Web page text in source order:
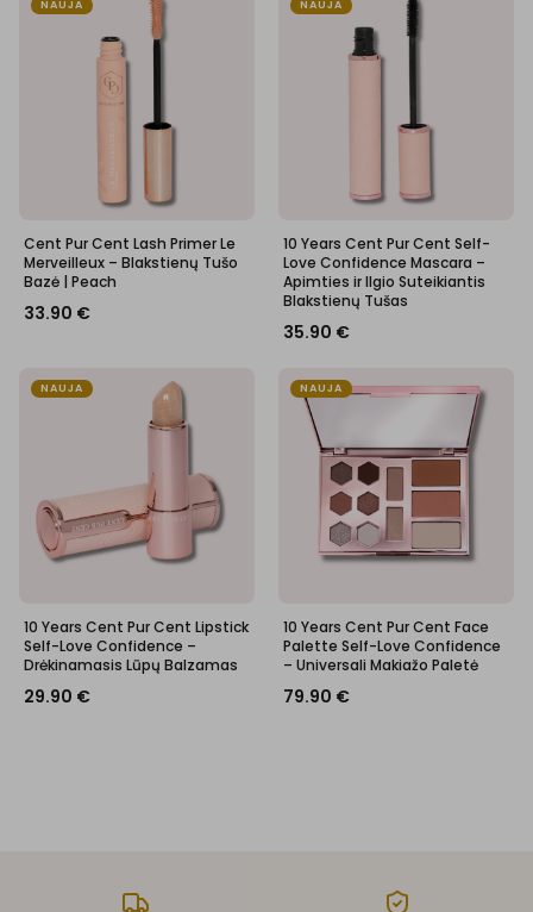
NAUJA
Cent Pur Cent Lash Primer Le
Merveilleux – Blakstienų Tušo
Bazė | Peach
33.90 €
NAUJA
10 Years Cent Pur Cent Self-
Love Confidence Mascara –
Apimties ir Ilgio Suteikiantis
Blakstienų Tušas
35.90 €
NAUJA
10 Years Cent Pur Cent Lipstick
Self-Love Confidence –
Drėkinamasis Lūpų Balzamas
29.90 €
NAUJA
10 Years Cent Pur Cent Face
Palette Self-Love Confidence
– Universali Makiažo Paletė
79.90 €